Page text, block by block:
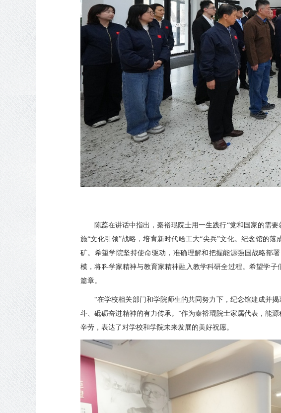
陈蕊在讲话中指出，秦裕琨院士用一生践行“党和国家的需
施“文化引领”战略，培育新时代哈工大“尖兵”文化。纪念馆的
矿。希望学院坚持使命驱动，准确理解和把握能源强国战略部
模，将科学家精神与教育家精神融入教学科研全过程。希望学
篇章。
“在学校相关部门和学院师生的共同努力下，纪念馆建成并
斗、砥砺奋进精神的有力传承。”作为秦裕琨院士家属代表，能
辛劳，表达了对学校和学院未来发展的美好祝愿。